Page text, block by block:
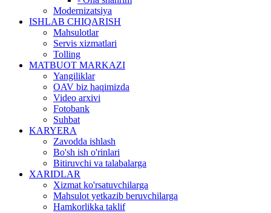
Modernizatsiya
ISHLAB CHIQARISH
Mahsulotlar
Servis xizmatlari
Tolling
MATBUOT MARKAZI
Yangiliklar
OAV biz haqimizda
Video arxivi
Fotobank
Suhbat
KARYERA
Zavodda ishlash
Bo'sh ish o'rinlari
Bitiruvchi va talabalarga
XARIDLAR
Xizmat ko'rsatuvchilarga
Mahsulot yetkazib beruvchilarga
Hamkorlikka taklif